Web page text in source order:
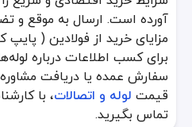
آورده است. ارسال به موقع و
مزایای خرید از فولادین (
سفارش عمده یا دریافت مشاوره
قیمت لوله و اتصالات، با
تماس بگیرید.